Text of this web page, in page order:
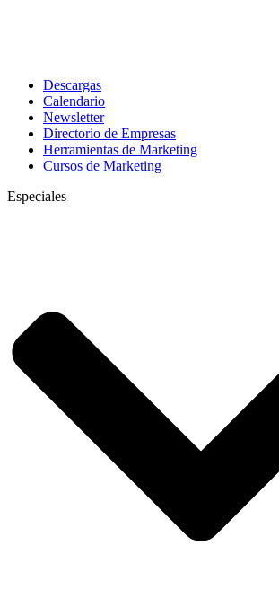
Descargas
Calendario
Newsletter
Directorio de Empresas
Herramientas de Marketing
Cursos de Marketing
Especiales